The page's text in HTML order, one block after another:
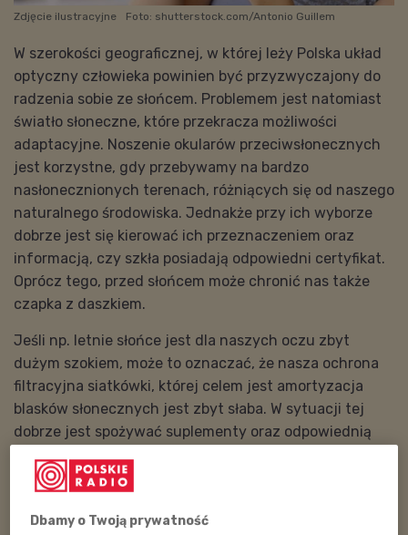
Zdjęcie ilustracyjne Foto: shutterstock.com/Antonio Guillem
W szerokości geograficznej, w której leży Polska układ
optyczny człowieka powinien być przyzwyczajony do
radzenia sobie ze słońcem. Problemem jest natomiast
światło słoneczne, które przekracza możliwości
adaptacyjne. Noszenie okularów przeciwsłonecznych
jest korzystne, gdy przebywamy na bardzo
nasłonecznionych terenach, różniących się od naszego
naturalnego środowiska. Jednakże przy ich wyborze
dobrze jest się kierować ich przeznaczeniem oraz
informacją, czy szkła posiadają odpowiedni certyfikat.
Oprócz tego, przed słońcem może chronić nas także
czapka z daszkiem.
Jeśli np. letnie słońce jest dla naszych oczu zbyt
dużym szokiem, może to oznaczać, że nasza ochrona
filtracyjna siatkówki, której celem jest amortyzacja
blasków słonecznych jest zbyt słaba. W sytuacji tej
dobrze jest spożywać suplementy oraz odpowiednią
siatkówki. –Musimy spożywać kwasy omega-3.
spożywać kolorowe warzywa i owoce, które później
Dbamy o Twoją prywatność